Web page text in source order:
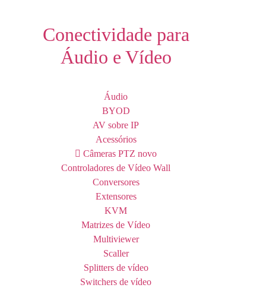
Conectividade para
Áudio e Vídeo
Áudio
BYOD
AV sobre IP
Acessórios
Câmeras PTZ novo
Controladores de Vídeo Wall
Conversores
Extensores
KVM
Matrizes de Vídeo
Multiviewer
Scaller
Splitters de vídeo
Switchers de vídeo